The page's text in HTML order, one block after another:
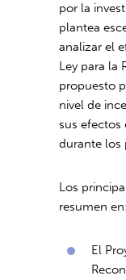
por la
plantea
analizar el
Ley para la
propuesto
nivel de
sus
durante los
Los
resumen en:
El